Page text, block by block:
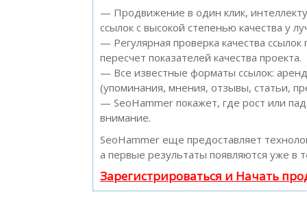
— Продвижение в один клик,
ссылок с высокой степенью качества у
— Регулярная проверка качества
пересчет показателей качества проекта.
— Все известные форматы ссылок:
(упоминания, мнения, отзывы, статьи,
— SeoHammer покажет, где рост или
внимание.
SeoHammer еще предоставляет
а первые результаты появляются уже в
Зарегистрироваться и Начать